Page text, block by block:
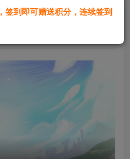
签到即可赠送积分，连续签到